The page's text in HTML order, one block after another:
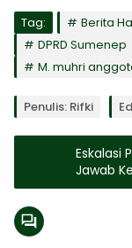
Tag: Berita
DPRD Sumenep
M. muhri
Penulis: Rifki
Eskalasi
Jawab
2024